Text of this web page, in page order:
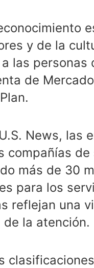
y de la
las personas
de
News, las
compañías
más de 30
para los
reflejan una
de la atención.